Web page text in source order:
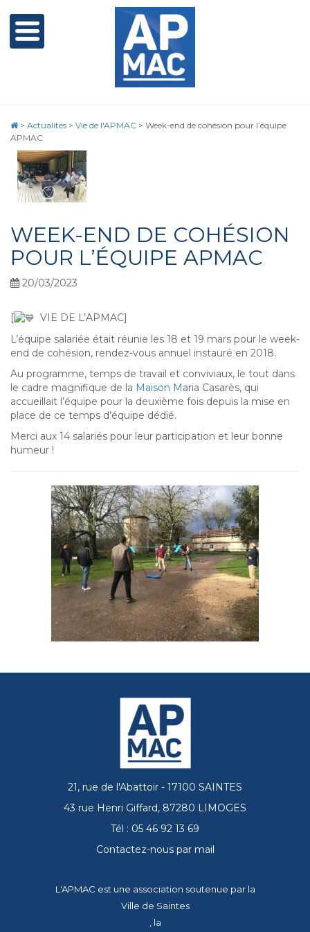
> Actualités > Vie de l'APMAC > Week-end de cohésion pour l’équipe
APMAC
WEEK-END DE COHÉSION
POUR L’ÉQUIPE APMAC
20/03/2023
[
VIE DE L’APMAC]
L’équipe salariée était réunie les 18 et 19 mars pour le week-
end de cohésion, rendez-vous annuel instauré en 2018.
Au programme, temps de travail et conviviaux, le tout dans
le cadre magnifique de la Maison M aria Casarès, qui
accueillait l’équipe pour la deuxième fois depuis la mise en
place de ce temps d’équipe dédié.
Merci aux 14 salariés pour leur participation et leur bonne
humeur !
21, rue de l'Abattoir - 17100 SAINTES
43 rue Henri Giffard, 87280 LIMOGES
Tél : 05 46 92 13 69
Contactez-nous par mail
L'APMAC est une association soutenue par la
Ville de Saintes
, la